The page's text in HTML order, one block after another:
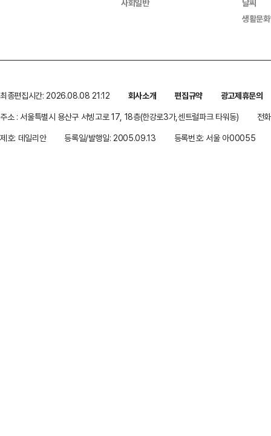
사회일반
날씨
생활문
최종편집시간: 2026.08.08 21:12 회사소개 편집규약
광고제휴문의
주소 : 서울특별시 용산구 서빙고로 17, 18층(한강로3가,센트럴파크 타워동)
전
제호: 데일리안
등록일/발행일: 2005.09.13 등록번호: 서울 아00055